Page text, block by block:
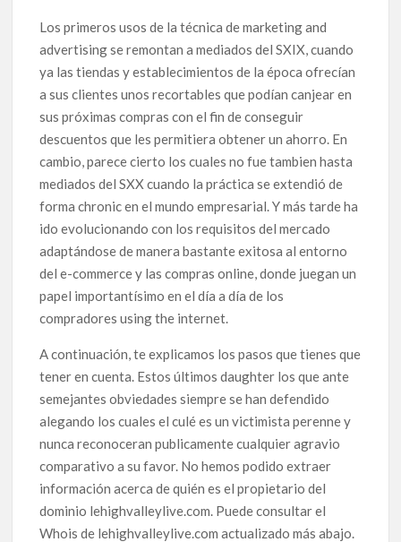
Los primeros usos de la técnica de marketing and
advertising se remontan a mediados del SXIX, cuando
ya las tiendas y establecimientos de la época ofrecían
a sus clientes unos recortables que podían canjear en
sus próximas compras con el fin de conseguir
descuentos que les permitiera obtener un ahorro. En
cambio, parece cierto los cuales no fue tambien hasta
mediados del SXX cuando la práctica se extendió de
forma chronic en el mundo empresarial. Y más tarde ha
ido evolucionando con los requisitos del mercado
adaptándose de manera bastante exitosa al entorno
del e-commerce y las compras online, donde juegan un
papel importantísimo en el día a día de los
compradores using the internet.
A continuación, te explicamos los pasos que tienes que
tener en cuenta. Estos últimos daughter los que ante
semejantes obviedades siempre se han defendido
alegando los cuales el culé es un victimista perenne y
nunca reconoceran publicamente cualquier agravio
comparativo a su favor. No hemos podido extraer
información acerca de quién es el propietario del
dominio lehighvalleylive.com. Puede consultar el
Whois de lehighvalleylive.com actualizado más abajo.